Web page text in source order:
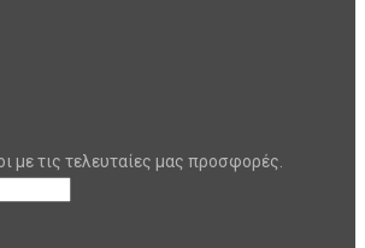
με τις τελευταίες μας προσφορές.